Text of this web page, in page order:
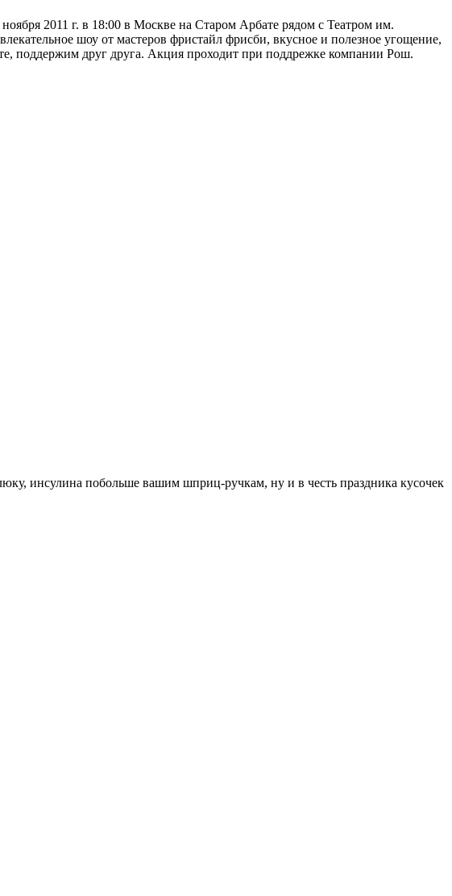
2011 г. в 18:00 в Москве на Старом Арбате рядом с Театром им.
шоу от мастеров фристайл фрисби, вкусное и полезное угощение,
поддержим друг друга. Акция проходит при поддрежке компании Рош.
инсулина побольше вашим шприц-ручкам, ну и в честь праздника кусочек